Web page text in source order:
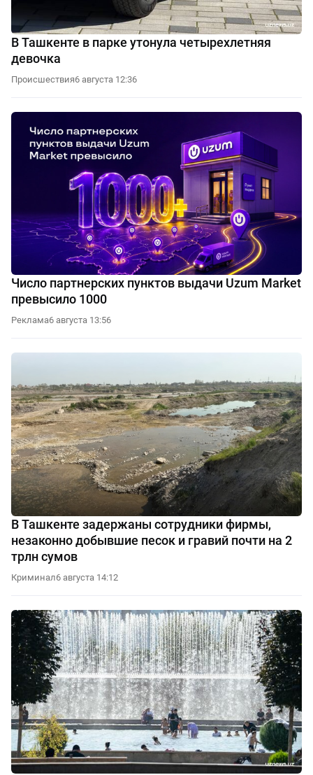
В Ташкенте в парке утонула четырехлетняя
девочка
Происшествия6 августа 12:36
Число партнерских пунктов выдачи Uzum Market
превысило 1000
Реклама6 августа 13:56
В Ташкенте задержаны сотрудники фирмы,
незаконно добывшие песок и гравий почти на 2
трлн сумов
Криминал6 августа 14:12